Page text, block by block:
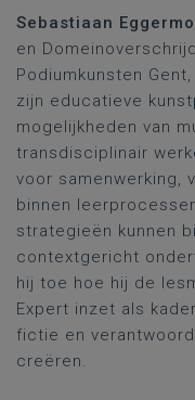
Sebastiaan
en
Podiumkunsten
zijn educatieve
mogelijkheden van
transdisciplinair
voor samenwerking,
binnen
strategieën kunnen
contextgericht
hij toe hoe hij de
Expert inzet als
fictie en
creëren.